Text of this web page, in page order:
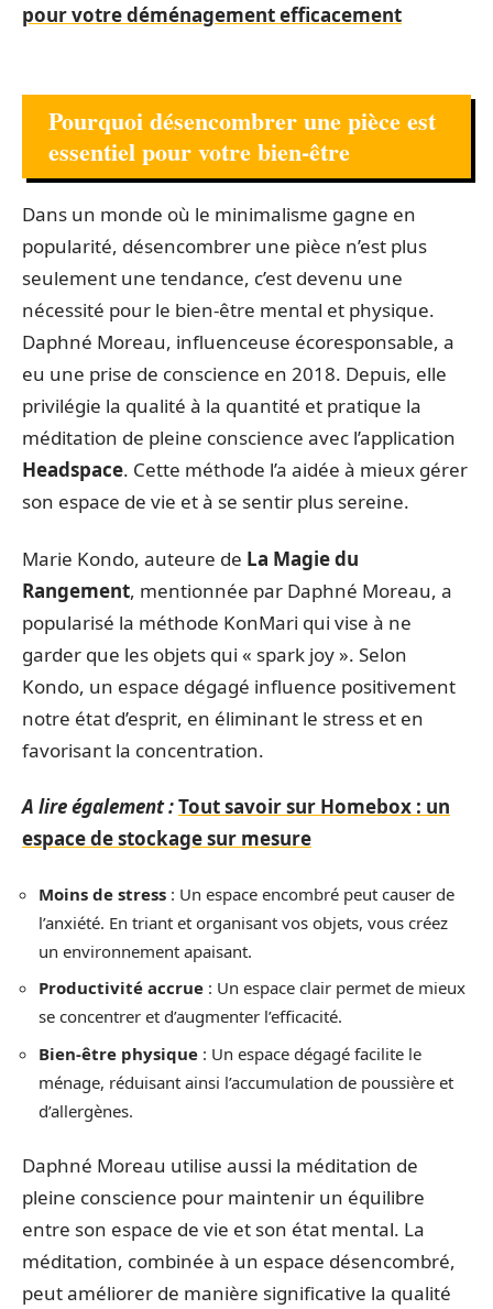
pour votre déménagement efficacement
Pourquoi désencombrer une pièce est
essentiel pour votre bien-être
Dans un monde où le minimalisme gagne en
popularité, désencombrer une pièce n’est plus
seulement une tendance, c’est devenu une
nécessité pour le bien-être mental et physique.
Daphné Moreau, influenceuse écoresponsable, a
eu une prise de conscience en 2018. Depuis, elle
privilégie la qualité à la quantité et pratique la
méditation de pleine conscience avec l’application
Headspace. Cette méthode l’a aidée à mieux gérer
son espace de vie et à se sentir plus sereine.
Marie Kondo, auteure de La Magie du
Rangement, mentionnée par Daphné Moreau, a
popularisé la méthode KonMari qui vise à ne
garder que les objets qui « spark joy ». Selon
Kondo, un espace dégagé influence positivement
notre état d’esprit, en éliminant le stress et en
favorisant la concentration.
A lire également :Tout savoir sur Homebox : un
espace de stockage sur mesure
Moins de stress : Un espace encombré peut causer de
l’anxiété. En triant et organisant vos objets, vous créez
un environnement apaisant.
Productivité accrue : Un espace clair permet de mieux
se concentrer et d’augmenter l’efficacité.
Bien-être physique : Un espace dégagé facilite le
ménage, réduisant ainsi l’accumulation de poussière et
d’allergènes.
Daphné Moreau utilise aussi la méditation de
pleine conscience pour maintenir un équilibre
entre son espace de vie et son état mental. La
méditation, combinée à un espace désencombré,
peut améliorer de manière significative la qualité